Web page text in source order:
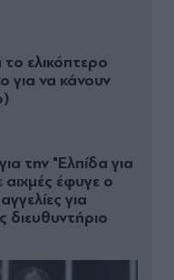
το ελικόπτερο
για να κάνουν
την "Ελπίδα για
έφυγε ο
για